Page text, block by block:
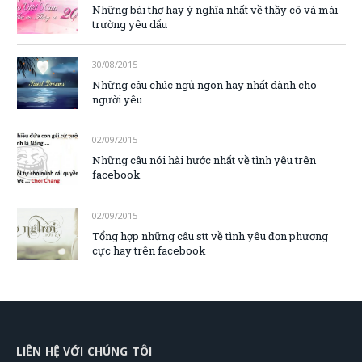
Những bài thơ hay ý nghĩa nhất về thầy cô và mái
trường yêu dấu
30/08/2015
Những câu chúc ngủ ngon hay nhất dành cho
người yêu
02/09/2015
Những câu nói hài hước nhất về tình yêu trên
facebook
02/09/2015
Tổng hợp những câu stt về tình yêu đơn phương
cực hay trên facebook
LIÊN HỆ VỚI CHÚNG TÔI